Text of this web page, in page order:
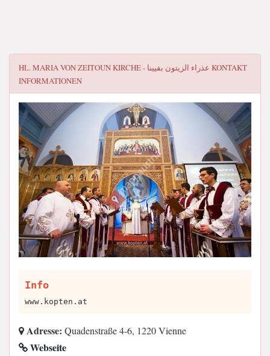
HL. MARIA VON ZEITOUN KIRCHE - عذراء الزيتون بفيينا KONTAKT
INFORMATIONEN
Info
www.kopten.at
Adresse: Quadenstraße 4-6, 1220 Vienne
Webseite